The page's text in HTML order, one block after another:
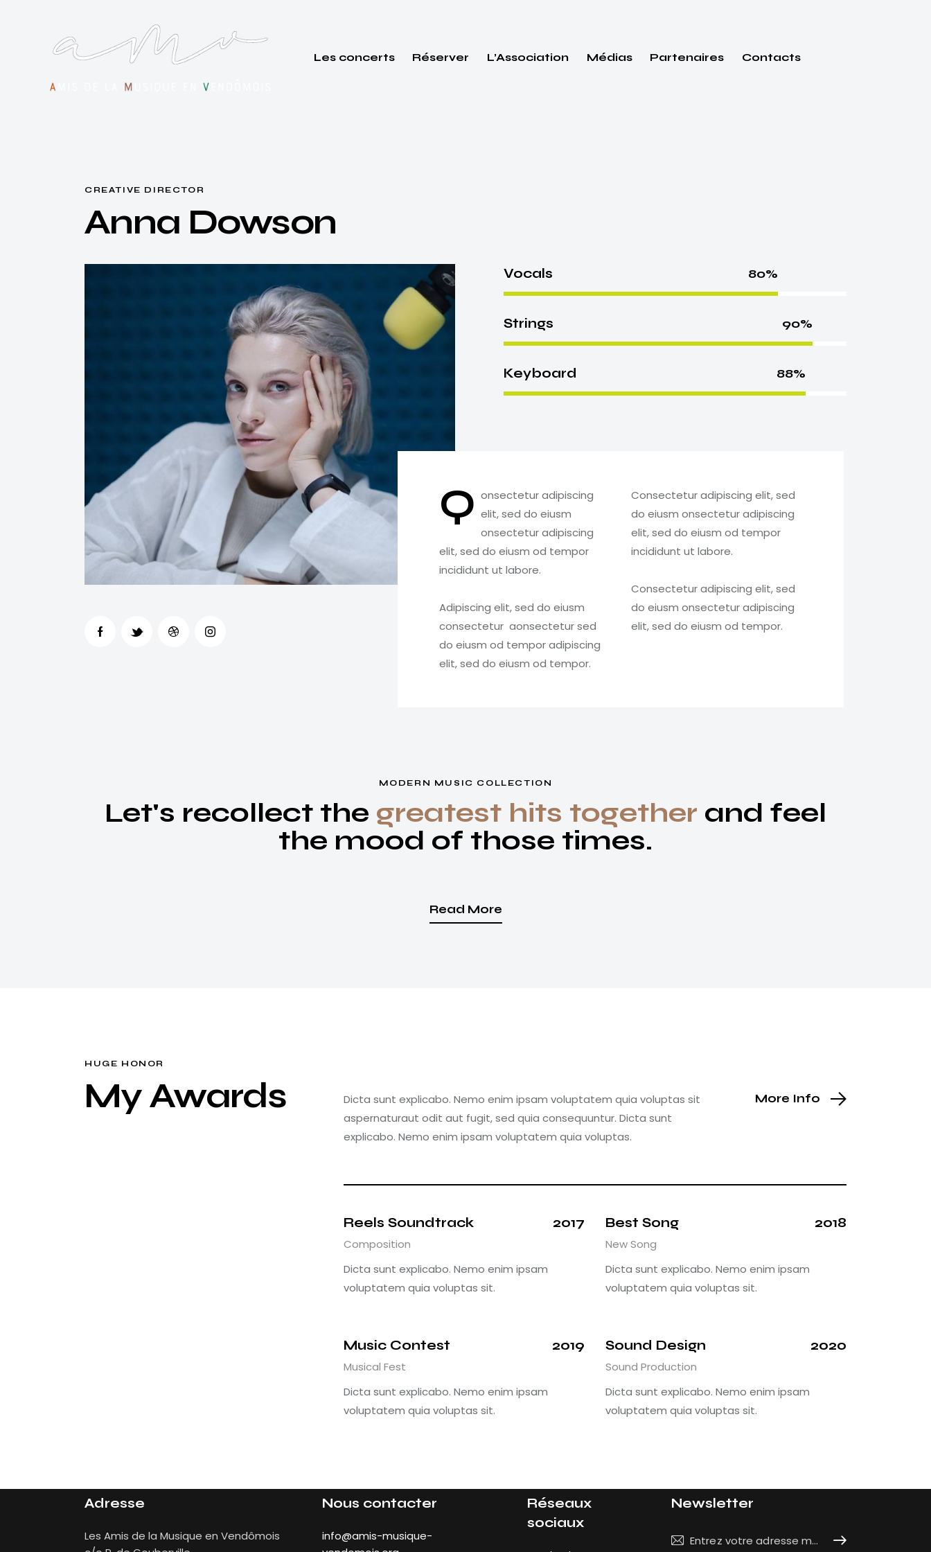
Les concerts Réserver L’Association Médias Partenaires Contacts
CREATIVE DIRECTOR
Anna Dowson
Vocals 80%
Strings 90%
Keyboard 88%
Q onsectetur adipiscing
elit, sed do eiusm
onsectetur adipiscing
elit, sed do eiusm od tempor
incididunt ut labore.
Adipiscing elit, sed do eiusm
consectetur aonsectetur sed
do eiusm od tempor adipiscing
elit, sed do eiusm od tempor.
Consectetur adipiscing elit, sed
do eiusm onsectetur adipiscing
elit, sed do eiusm od tempor
incididunt ut labore.
Consectetur adipiscing elit, sed
do eiusm onsectetur adipiscing
elit, sed do eiusm od tempor.
MODERN MUSIC COLLECTION
Let's recollect the greatest hits together and feel
the mood of those times.
Read More
HUGE HONOR
My Awards
Dicta sunt explicabo. Nemo enim ipsam voluptatem quia voluptas sit
aspernaturaut odit aut fugit, sed quia consequuntur. Dicta sunt
explicabo. Nemo enim ipsam voluptatem quia voluptas.
More Info
Reels Soundtrack 2017
Composition
Dicta sunt explicabo. Nemo enim ipsam
voluptatem quia voluptas sit.
Best Song 2018
New Song
Dicta sunt explicabo. Nemo enim ipsam
voluptatem quia voluptas sit.
Music Contest 2019
Musical Fest
Dicta sunt explicabo. Nemo enim ipsam
voluptatem quia voluptas sit.
Sound Design 2020
Sound Production
Dicta sunt explicabo. Nemo enim ipsam
voluptatem quia voluptas sit.
Adresse
Les Amis de la Musique en Vendômois
Nous contacter
info@amis-musique-
Réseaux
sociaux
Newsletter
Souscrire